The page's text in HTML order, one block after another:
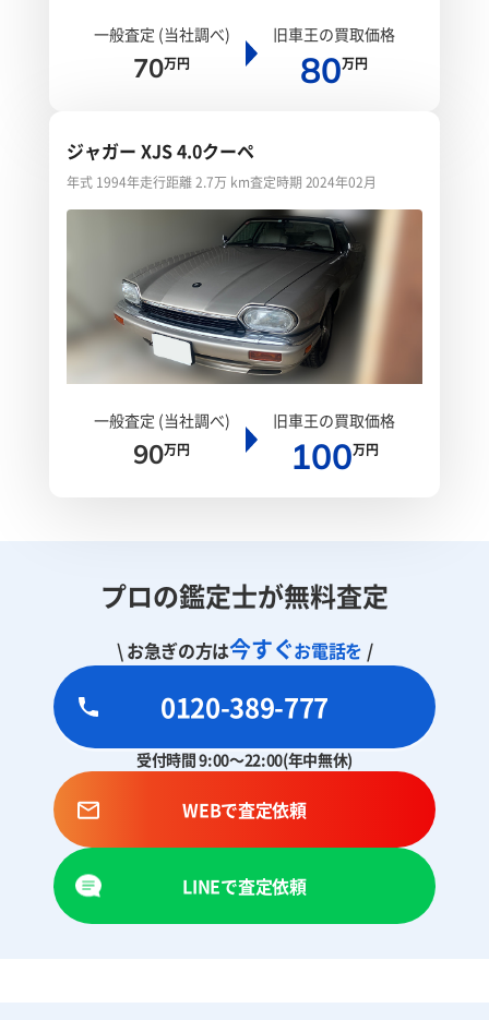
一般査定 (当社調べ)
70万円
旧車王の買取価格
80万円
ジャガー XJS 4.0クーペ
年式 1994年走行距離 2.7万 km査定時期 2024年02月
一般査定 (当社調べ)
90万円
旧車王の買取価格
100万円
プロの鑑定士が無料査定
\ お急ぎの方は今すぐお電話を /
0120-389-777
受付時間 9:00～22:00(年中無休)
WEBで査定依頼
LINEで査定依頼